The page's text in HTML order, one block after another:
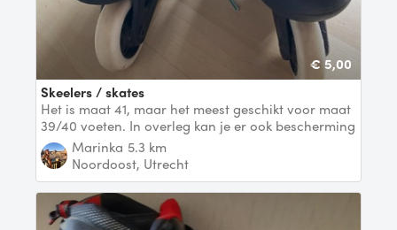
€ 5,00
Skeelers / skates
Het is maat 41, maar het meest geschikt voor maat
39/40 voeten. In overleg kan je er ook bescherming
Marinka 5.3 km
Noordoost, Utrecht